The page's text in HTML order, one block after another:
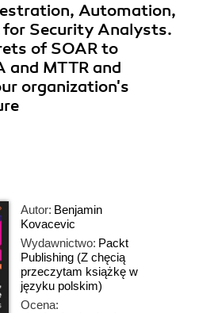
Automation,
for Security Analysts.
of SOAR to
and MTTR and
organization's
Autor: Benjamin
Kovacevic
Wydawnictwo: Packt
Publishing (Z chęcią
przeczytam książkę w
języku polskim)
Ocena: